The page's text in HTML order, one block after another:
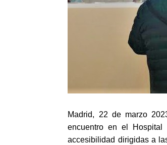
Madrid, 22 de marzo
encuentro enel Hospital
accesibilidad dirigidas a